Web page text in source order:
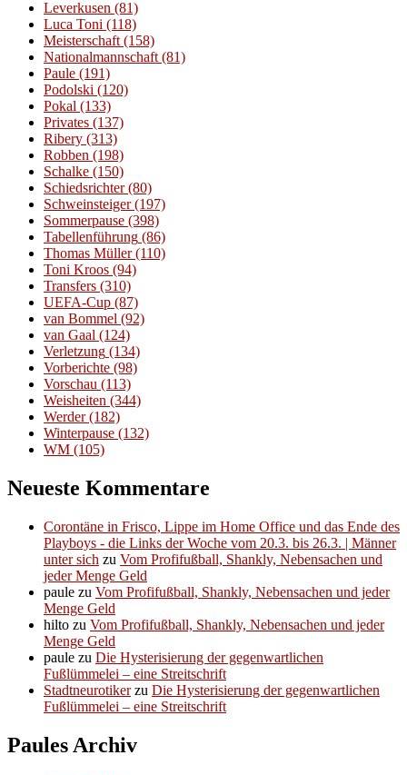
Leverkusen (81)
Luca Toni (118)
Meisterschaft(158)
Nationalmannschaft(81)
Paule (191)
Podolski (120)
Pokal (133)
Privates (137)
Ribery (313)
Robben (198)
Schalke (150)
Schiedsrichter(80)
Schweinsteiger(197)
Sommerpause (398)
Tabellenführung (86)
Thomas Müller(110)
Toni Kroos (94)
Transfers (310)
UEFA-Cup (87)
van Bommel (92)
van Gaal (124)
Verletzung (134)
Vorberichte (98)
Vorschau (113)
Weisheiten (344)
Werder(182)
Winterpause (132)
WM (105)
Neueste Kommentare
Corontäne in Frisco, Lippe im Home Office und das Ende des
Playboys - die Links der Woche vom 20.3. bis 26.3. | Männer
unter sich zu Vom Profifußball, Shankly, Nebensachen und
jeder Menge Geld
paule zu Vom Profifußball, Shankly, Nebensachen und jeder
Menge Geld
hilto zu Vom Profifußball, Shankly, Nebensachen und jeder
Menge Geld
paule zu Die Hysterisierung der gegenwartlichen
Fußlümmelei – eine Streitschrift
Stadtneurotikerzu Die Hysterisierung der gegenwartlichen
Fußlümmelei – eine Streitschrift
Paules Archiv